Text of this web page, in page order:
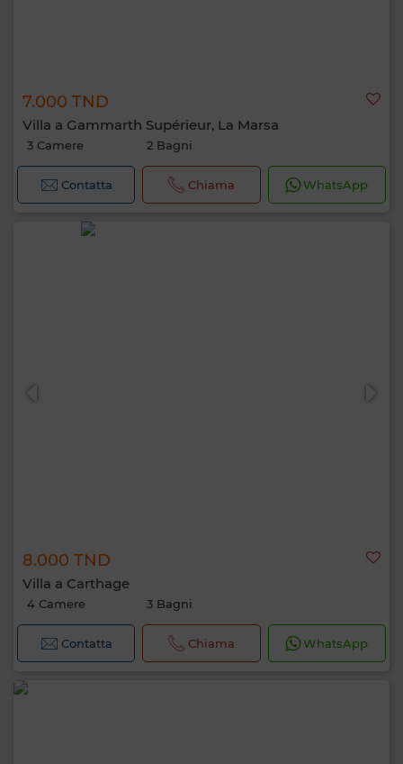
7.000 TND
Villa a Gammarth Supérieur, La Marsa
3 Camere 2 Bagni
Contatta Chiama WhatsApp
8.000 TND
Villa a Carthage
4 Camere 3 Bagni
Contatta Chiama WhatsApp